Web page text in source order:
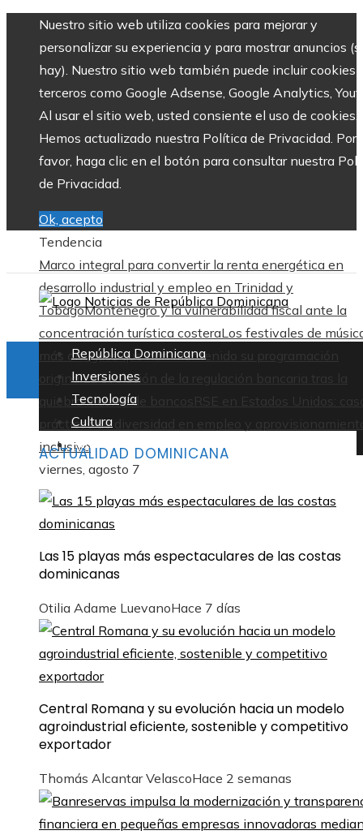
Nuestro sitio web utiliza cookies para mejorar y
personalizar su experiencia y para mostrar anuncios
hay). Nuestro sitio web también puede incluir cookies
terceros como Google Adsense, Google Analytics,
Al usar el sitio web, usted consiente el uso de cookies.
Hemos actualizado nuestra Política de Privacidad. Por
favor, haga clic en el botón para consultar nuestra
de Privacidad.
Ok, acepto
Tendencia
Marco integral para convertir la renta energética en
desarrollo industrial y empleo en Trinidad y
TobagoMontenegro y la vulnerabilidad fiscal ante la
concentración turística costeraLos festivales de
más antiguos que han mantenido su programación
originalLa evolución de la regulación bancaria tras la
quiebra masiva de bancos
RSE en Estados Unidos:
prácticos de diversidad en empleo y
inclusivo
viernes, agosto 7
República Dominicana
Inversiones
Tecnología
Cultura
Responsabilidad social
ACTUALIDAD DOMINICANA
Las 15 playas más espectaculares de las costas
dominicanas
Otilia Adame LuevanoHace 7 días
Central Romana y su evolución hacia un modelo
agroindustrial eficiente, sostenible y competitivo
exportador
Thomás Alcantar VelascoHace 2 semanas